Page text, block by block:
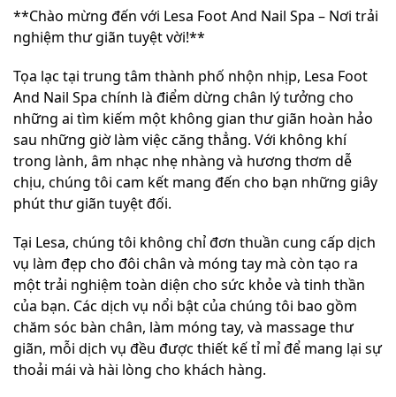
**Chào mừng đến với Lesa Foot And Nail Spa – Nơi trải
nghiệm thư giãn tuyệt vời!**
Tọa lạc tại trung tâm thành phố nhộn nhịp, Lesa Foot
And Nail Spa chính là điểm dừng chân lý tưởng cho
những ai tìm kiếm một không gian thư giãn hoàn hảo
sau những giờ làm việc căng thẳng. Với không khí
trong lành, âm nhạc nhẹ nhàng và hương thơm dễ
chịu, chúng tôi cam kết mang đến cho bạn những giây
phút thư giãn tuyệt đối.
Tại Lesa, chúng tôi không chỉ đơn thuần cung cấp dịch
vụ làm đẹp cho đôi chân và móng tay mà còn tạo ra
một trải nghiệm toàn diện cho sức khỏe và tinh thần
của bạn. Các dịch vụ nổi bật của chúng tôi bao gồm
chăm sóc bàn chân, làm móng tay, và massage thư
giãn, mỗi dịch vụ đều được thiết kế tỉ mỉ để mang lại sự
thoải mái và hài lòng cho khách hàng.